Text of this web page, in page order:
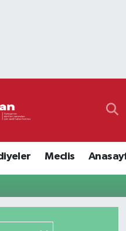
Meclis
ve Fikstür